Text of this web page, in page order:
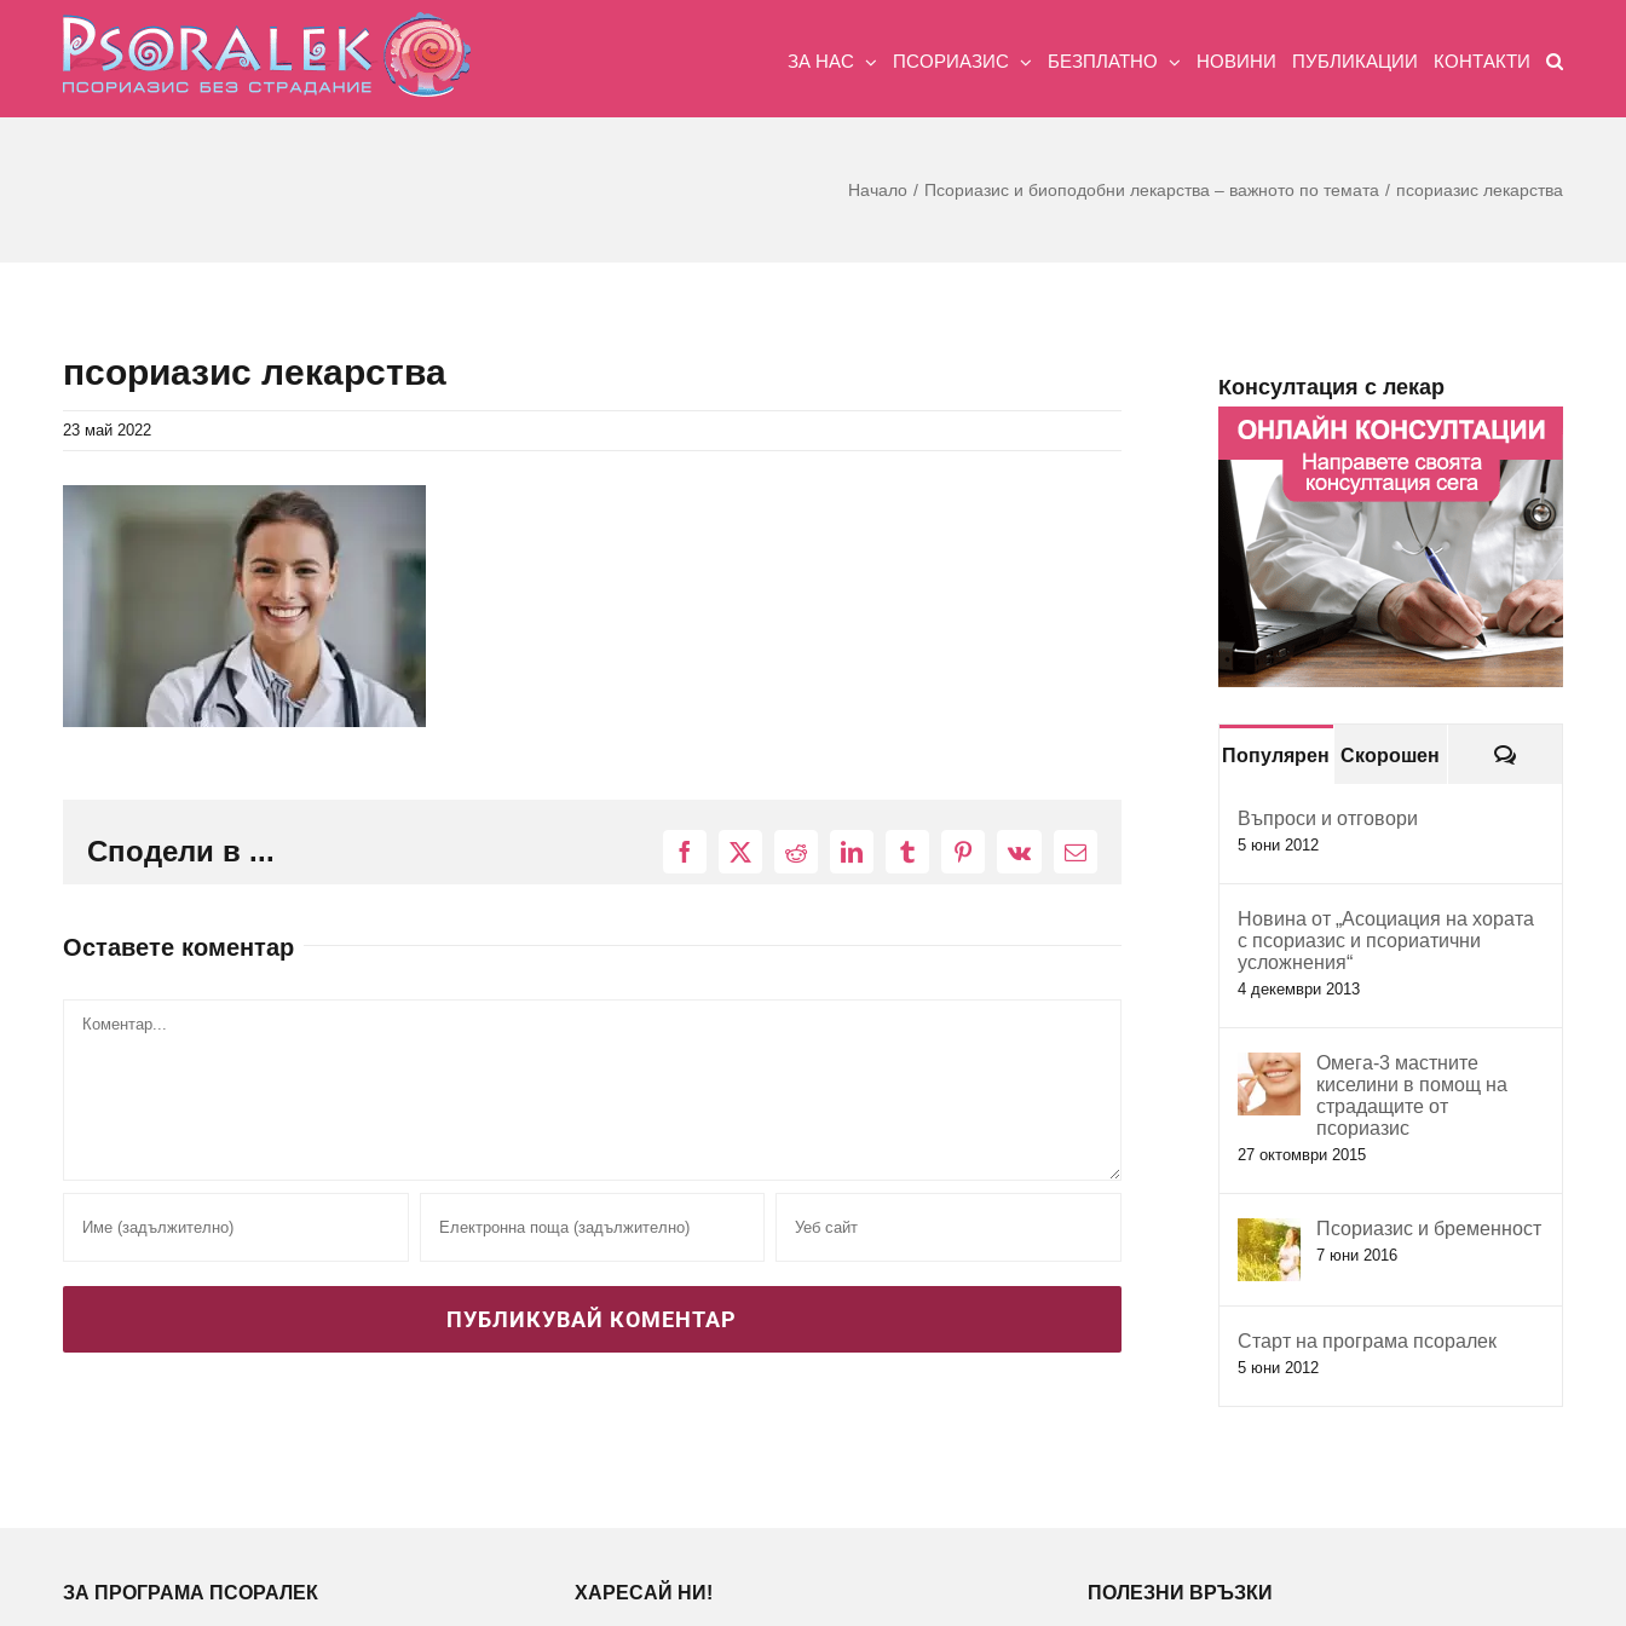
ЗА НАС ПСОРИАЗИС БЕЗПЛАТНО НОВИНИ ПУБЛИКАЦИИ КОНТАКТИ
Начало Псориазис и биоподобни лекарства – важното по темата псориазис лекарства
псориазис лекарства
23 май 2022
Сподели в ... Facebook
X RedditLinkedInTumblrPinterest
Vk
Електронна
Оставете коментар
Консултация с лекар
Популярен Скорошен Коментари
Въпроси и отговори
5 юни 2012
Новина от „Асоциация на хората
с псориазис и псориатични
усложнения“
4 декември 2013
Омега-3 мастните
киселини в помощ на
страдащите от
псориазис
27 октомври 2015
Псориазис и бременност
7 юни 2016
Старт на програма псоралек
5 юни 2012
ЗА ПРОГРАМА ПСОРАЛЕК ХАРЕСАЙ НИ! ПОЛЕЗНИ ВРЪЗКИ